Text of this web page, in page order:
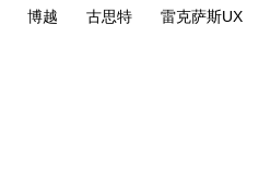
博越 古思特 雷克萨斯UX